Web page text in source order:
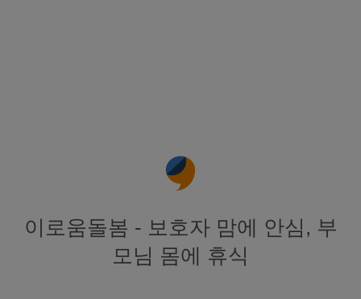
이로움돌봄 - 보호자 맘에 안심, 부
모님 몸에 휴식